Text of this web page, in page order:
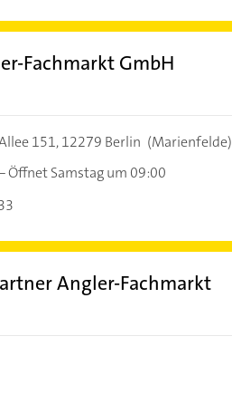
Fachmarkt GmbH
151,12279 Berlin (Marienfelde)
Öffnet Samstag um 09:00
Angler-Fachmarkt